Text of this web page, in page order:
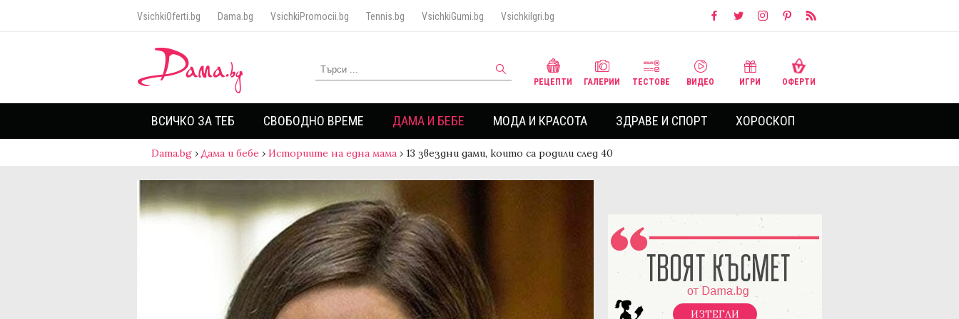
VsichkiOferti.bg Dama.bg VsichkiPromocii.bg Tennis.bg VsichkiGumi.bg VsichkiIgri.bg
РЕЦЕПТИ ГАЛЕРИИ ТЕСТОВЕ ВИДЕО ИГРИ ОФЕРТИ
ВСИЧКО ЗА ТЕБ СВОБОДНО ВРЕМЕ ДАМА И БЕБЕ МОДА И КРАСОТА ЗДРАВЕ И СПОРТ ХОРОСКОП
Dama.bg ›Дама и бебе › Историите на една мама › 13 звездни дами, които са родили след 40
ИЗТЕГЛИ